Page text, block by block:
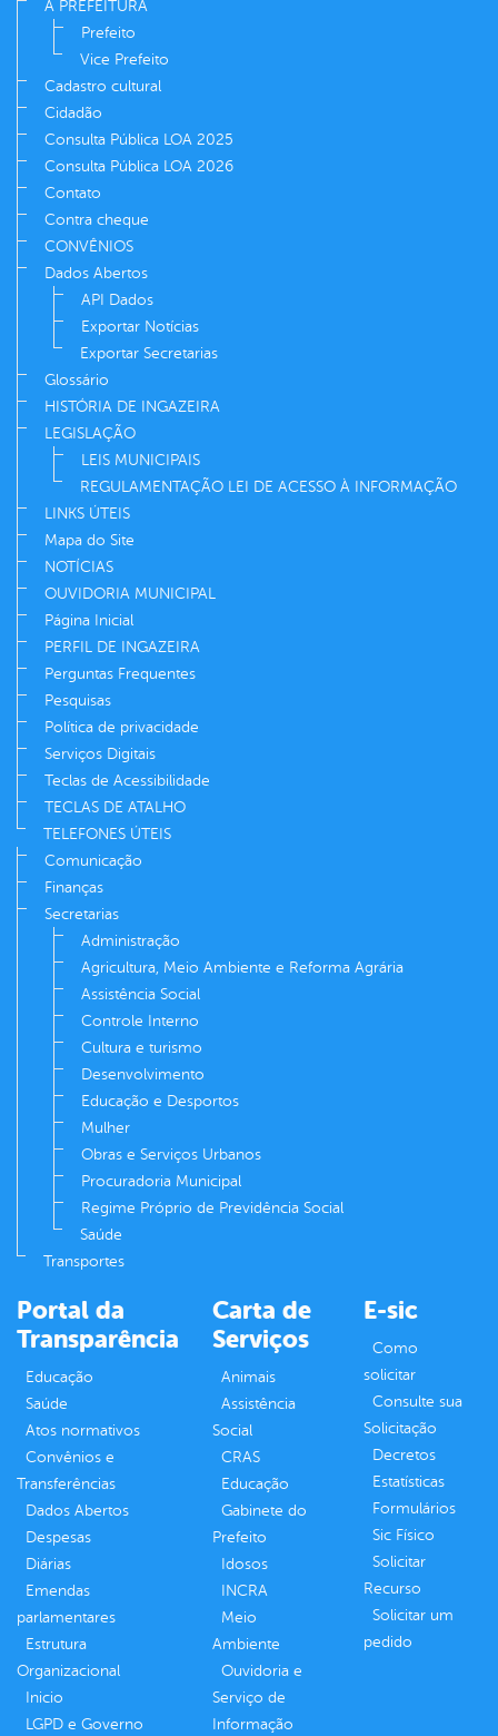
A PREFEITURA
Prefeito
Vice Prefeito
Cadastro cultural
Cidadão
Consulta Pública LOA 2025
Consulta Pública LOA 2026
Contato
Contra cheque
CONVÊNIOS
Dados Abertos
API Dados
Exportar Notícias
Exportar Secretarias
Glossário
HISTÓRIA DE INGAZEIRA
LEGISLAÇÃO
LEIS MUNICIPAIS
REGULAMENTAÇÃO LEI DE ACESSO À INFORMAÇÃO
LINKS ÚTEIS
Mapa do Site
NOTÍCIAS
OUVIDORIA MUNICIPAL
Página Inicial
PERFIL DE INGAZEIRA
Perguntas Frequentes
Pesquisas
Política de privacidade
Serviços Digitais
Teclas de Acessibilidade
TECLAS DE ATALHO
TELEFONES ÚTEIS
Comunicação
Finanças
Secretarias
Administração
Agricultura, Meio Ambiente e Reforma Agrária
Assistência Social
Controle Interno
Cultura e turismo
Desenvolvimento
Educação e Desportos
Mulher
Obras e Serviços Urbanos
Procuradoria Municipal
Regime Próprio de Previdência Social
Saúde
Transportes
Portal da
Transparência
Educação
Saúde
Atos normativos
Convênios e
Transferências
Dados Abertos
Despesas
Diárias
Emendas
parlamentares
Estrutura
Organizacional
Inicio
LGPD e Governo
Carta de
Serviços
Animais
Assistência
Social
CRAS
Educação
Gabinete do
Prefeito
Idosos
INCRA
Meio
Ambiente
Ouvidoria e
Serviço de
Informação
E-sic
Como
solicitar
Consulte sua
Solicitação
Decretos
Estatísticas
Formulários
Sic Físico
Solicitar
Recurso
Solicitar um
pedido